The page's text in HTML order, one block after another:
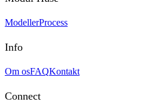
ModellerProcess
Info
Om osFAQKontakt
Connect